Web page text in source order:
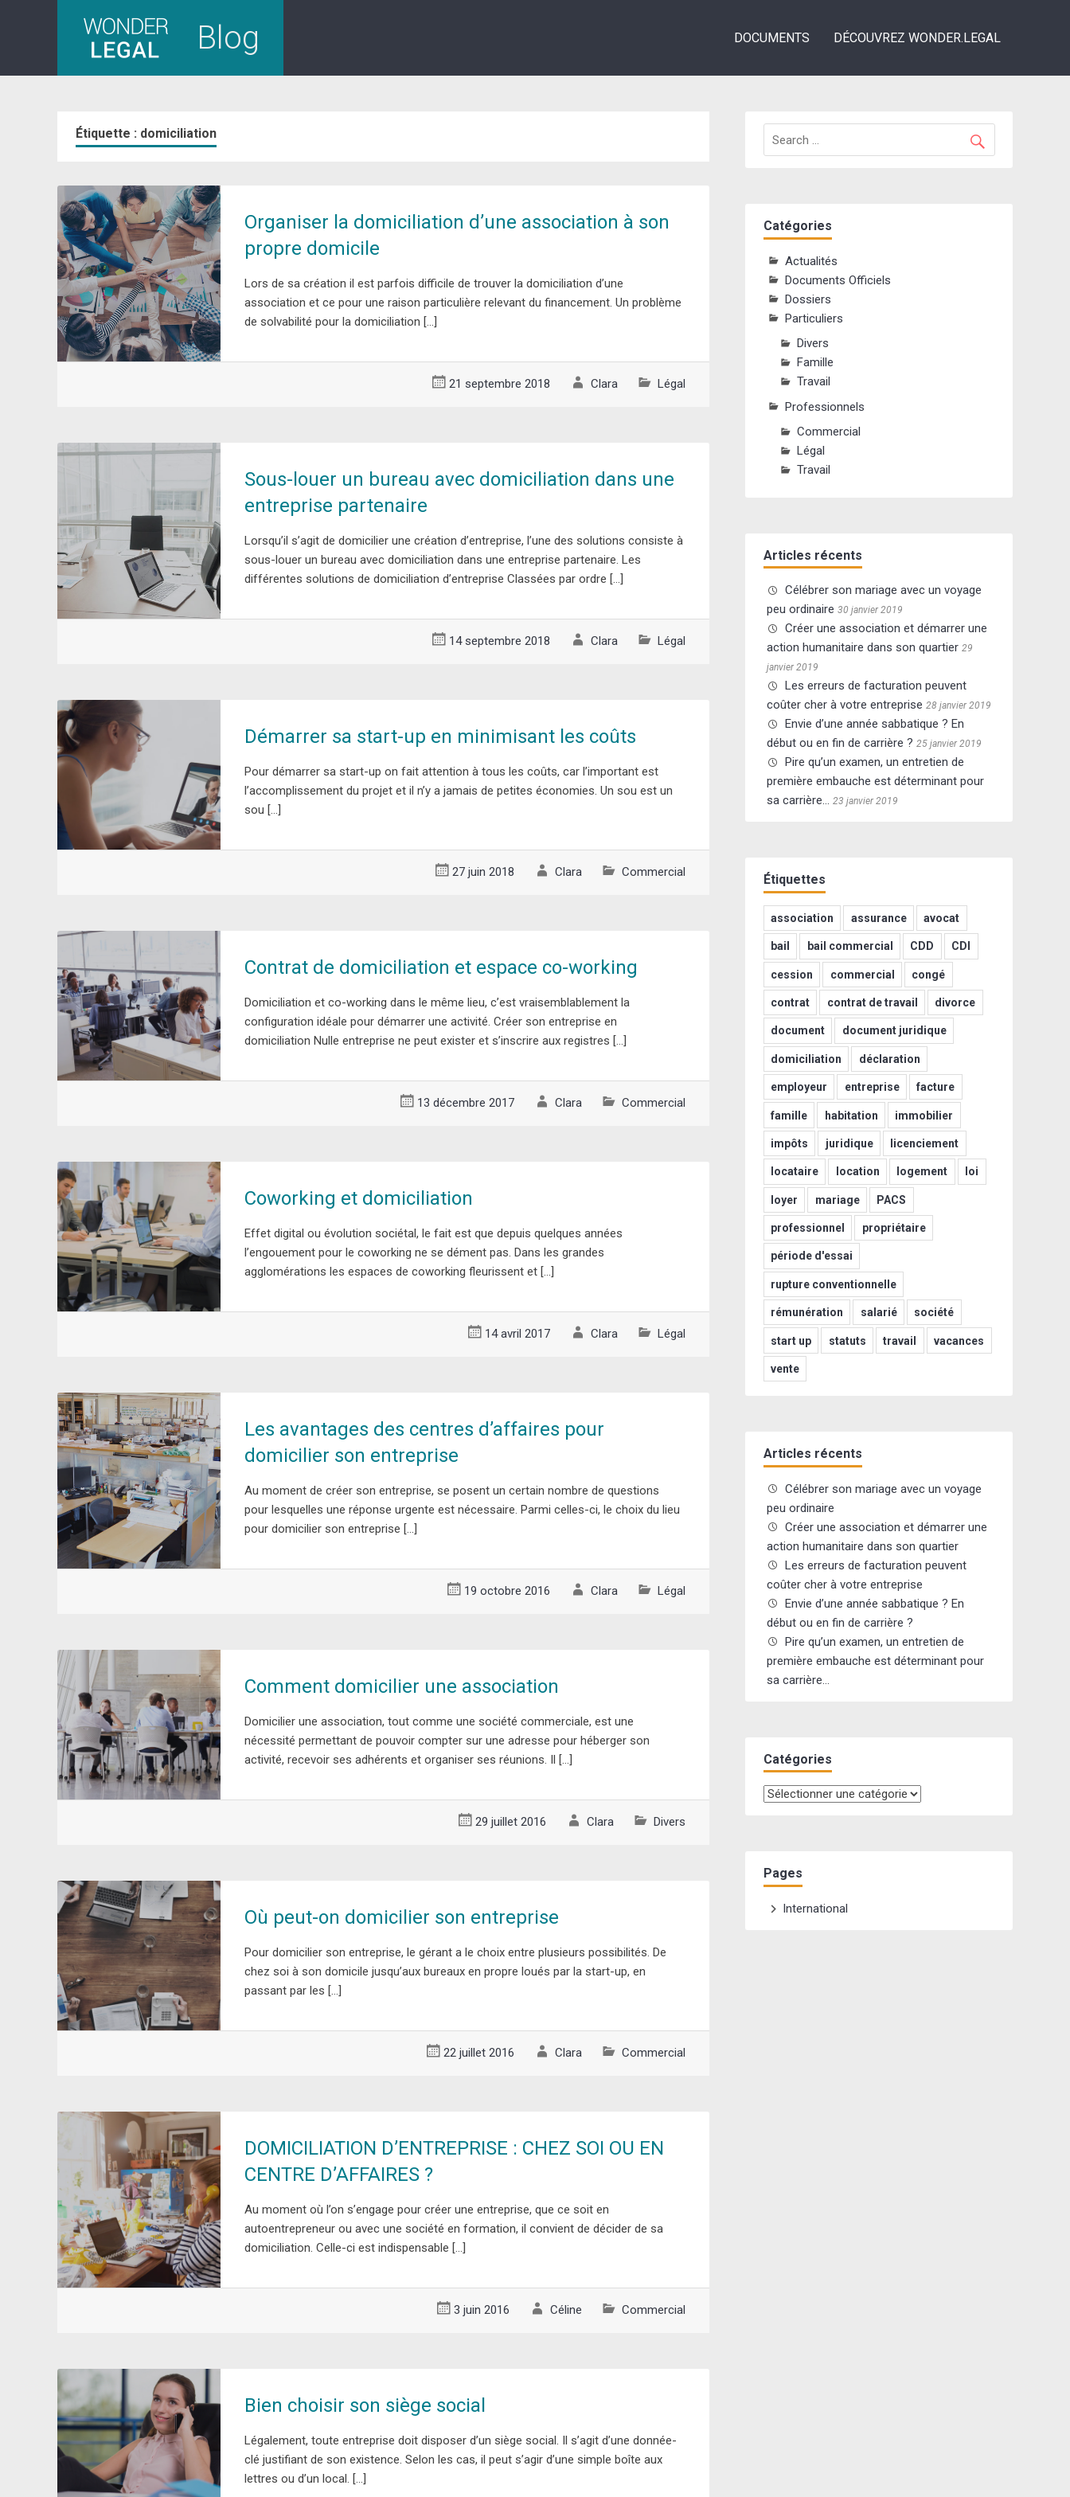
Blog DOCUMENTS DÉCOUVREZ WONDER.LEGAL
Étiquette : domiciliation
Organiser la domiciliation d’une association à son
propre domicile
Lors de sa création il est parfois difficile de trouver la domiciliation d’une
association et ce pour une raison particulière relevant du financement. Un problème
de solvabilité pour la domiciliation […]
21 septembre 2018 Clara Légal
Sous-louer un bureau avec domiciliation dans une
entreprise partenaire
Lorsqu’il s’agit de domicilier une création d’entreprise, l’une des solutions consiste à
sous-louer un bureau avec domiciliation dans une entreprise partenaire. Les
différentes solutions de domiciliation d’entreprise Classées par ordre […]
14 septembre 2018 Clara Légal
Démarrer sa start-up en minimisant les coûts
Pour démarrer sa start-up on fait attention à tous les coûts, car l’important est
l’accomplissement du projet et il n’y a jamais de petites économies. Un sou est un
sou […]
27 juin 2018 Clara Commercial
Contrat de domiciliation et espace co-working
Domiciliation et co-working dans le même lieu, c’est vraisemblablement la
configuration idéale pour démarrer une activité. Créer son entreprise en
domiciliation Nulle entreprise ne peut exister et s’inscrire aux registres […]
13 décembre 2017 Clara Commercial
Coworking et domiciliation
Effet digital ou évolution sociétal, le fait est que depuis quelques années
l’engouement pour le coworking ne se dément pas. Dans les grandes
agglomérations les espaces de coworking fleurissent et […]
14 avril 2017 Clara Légal
Les avantages des centres d’affaires pour
domicilier son entreprise
Au moment de créer son entreprise, se posent un certain nombre de questions
pour lesquelles une réponse urgente est nécessaire. Parmi celles-ci, le choix du lieu
pour domicilier son entreprise […]
19 octobre 2016 Clara Légal
Comment domicilier une association
Domicilier une association, tout comme une société commerciale, est une
nécessité permettant de pouvoir compter sur une adresse pour héberger son
activité, recevoir ses adhérents et organiser ses réunions. Il […]
29 juillet 2016 Clara Divers
Où peut-on domicilier son entreprise
Pour domicilier son entreprise, le gérant a le choix entre plusieurs possibilités. De
chez soi à son domicile jusqu’aux bureaux en propre loués par la start-up, en
passant par les […]
22 juillet 2016 Clara Commercial
DOMICILIATION D’ENTREPRISE : CHEZ SOI OU EN
CENTRE D’AFFAIRES ?
Au moment où l’on s’engage pour créer une entreprise, que ce soit en
autoentrepreneur ou avec une société en formation, il convient de décider de sa
domiciliation. Celle-ci est indispensable […]
3 juin 2016 Céline Commercial
Bien choisir son siège social
Légalement, toute entreprise doit disposer d’un siège social. Il s’agit d’une donnée-
clé justifiant de son existence. Selon les cas, il peut s’agir d’une simple boîte aux
lettres ou d’un local. […]
Catégories
Actualités
Documents Officiels
Dossiers
Particuliers
Divers
Famille
Travail
Professionnels
Commercial
Légal
Travail
Articles récents
Célébrer son mariage avec un voyage
peu ordinaire 30 janvier 2019
Créer une association et démarrer une
action humanitaire dans son quartier 29
janvier 2019
Les erreurs de facturation peuvent
coûter cher à votre entreprise 28 janvier 2019
Envie d’une année sabbatique ? En
début ou en fin de carrière ? 25 janvier 2019
Pire qu’un examen, un entretien de
première embauche est déterminant pour
sa carrière… 23 janvier 2019
Étiquettes
association assurance avocat
bail bail commercial CDD CDI
cession commercial congé
contrat contrat de travail divorce
document document juridique
domiciliation déclaration
employeur entreprise facture
famille habitation immobilier
impôts juridique licenciement
locataire location logement loi
loyer mariage PACS
professionnel propriétaire
période d'essai
rupture conventionnelle
rémunération salarié société
start up statuts travail vacances
vente
Articles récents
Célébrer son mariage avec un voyage
peu ordinaire
Créer une association et démarrer une
action humanitaire dans son quartier
Les erreurs de facturation peuvent
coûter cher à votre entreprise
Envie d’une année sabbatique ? En
début ou en fin de carrière ?
Pire qu’un examen, un entretien de
première embauche est déterminant pour
sa carrière…
Catégories
Catégories
Pages
International